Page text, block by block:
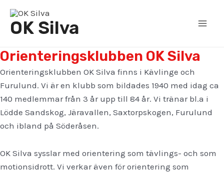
innehåll
OK Silva
Orienteringsklubben OK Silva
Orienteringsklubben OK Silva finns i Kävlinge och
Furulund. Vi är en klubb som bildades 1940 med idag ca
140 medlemmar från 3 år upp till 84 år. Vi tränar bl.a i
Lödde Sandskog, Järavallen, Saxtorpskogen, Furulund
och ibland på Söderåsen.
OK Silva sysslar med orientering som tävlings- och som
motionsidrott. Vi verkar även för orientering som